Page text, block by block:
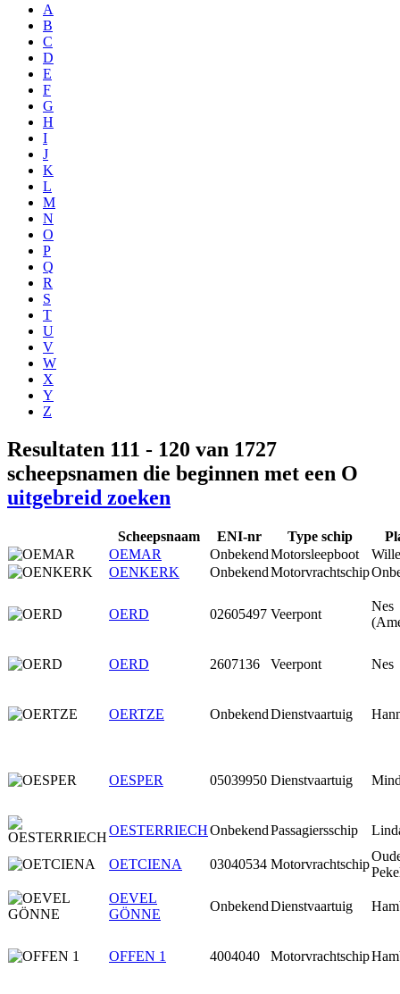
A
B
C
D
E
F
G
H
I
J
K
L
M
N
O
P
Q
R
S
T
U
V
W
X
Y
Z
Resultaten 111 - 120 van 1727
scheepsnamen die beginnen met een O
uitgebreid zoeken
Scheepsnaam ENI-nr Type schip
OEMAR
OnbekendMotorsleepboot
OENKERK
OnbekendMotorvrachtschip
OERD 02605497 Veerpont
Nes
OERD 2607136 Veerpont Nes
OERTZE OnbekendDienstvaartuig
OESPER 05039950 Dienstvaartuig
OESTERRIECHOnbekendPassagiersschip
OETCIENA 03040534 Motorvrachtschip
OEVEL
GÖNNE
OnbekendDienstvaartuig
OFFEN 1 4004040 Motorvrachtschip